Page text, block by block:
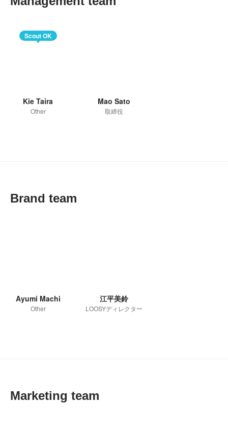
Scout OK
Kie Taira
Other
Mao Sato
取締役
Brand team
Ayumi Machi
Other
江平美鈴
LOOSYディレクター
Marketing team